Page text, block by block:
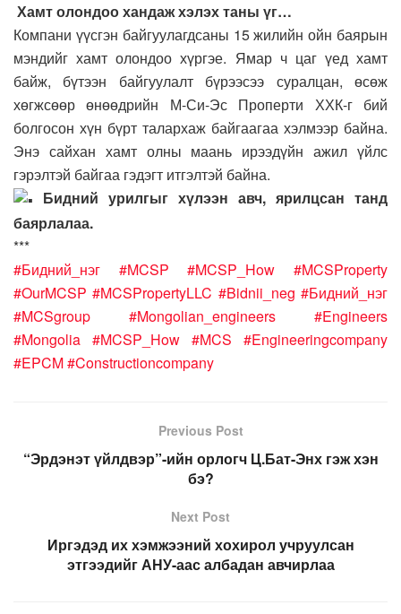
Хамт олондоо хандаж хэлэх таны үг…
Компани үүсгэн байгуулагдсаны 15 жилийн ойн баярын
мэндийг хамт олондоо хүргэе. Ямар ч цаг үед хамт
байж, бүтээн байгуулалт бүрээсээ суралцан, өсөж
хөгжсөөр өнөөдрийн М-Си-Эс Проперти ХХК-г бий
болгосон хүн бүрт талархаж байгаагаа хэлмээр байна.
Энэ сайхан хамт олны маань ирээдүйн ажил үйлс
гэрэлтэй байгаа гэдэгт итгэлтэй байна.
Бидний урилгыг хүлээн авч, ярилцсан танд
баярлалаа.
***
#Бидний_нэг
#MCSP #MCSP_How
#MCSProperty
#OurMCSP #MCSPropertyLLC #Bidnii_neg #Бидний_нэг
#MCSgroup
#Mongolian_engineers
#Engineers
#Mongolia #MCSP_How #MCS
#Engineeringcompany
#EPCM#Constructioncompany
Previous Post
“Эрдэнэт үйлдвэр”-ийн орлогч Ц.Бат-Энх гэж хэн
бэ?
Next Post
Иргэдэд их хэмжээний хохирол учруулсан
этгээдийг АНУ-аас албадан авчирлаа